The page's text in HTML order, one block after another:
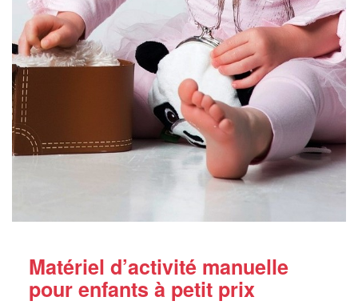
Matériel d’activité manuelle
pour enfants à petit prix